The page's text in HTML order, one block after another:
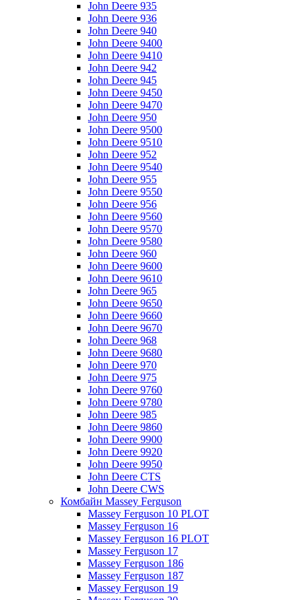
John Deere 935
John Deere 936
John Deere 940
John Deere 9400
John Deere 9410
John Deere 942
John Deere 945
John Deere 9450
John Deere 9470
John Deere 950
John Deere 9500
John Deere 9510
John Deere 952
John Deere 9540
John Deere 955
John Deere 9550
John Deere 956
John Deere 9560
John Deere 9570
John Deere 9580
John Deere 960
John Deere 9600
John Deere 9610
John Deere 965
John Deere 9650
John Deere 9660
John Deere 9670
John Deere 968
John Deere 9680
John Deere 970
John Deere 975
John Deere 9760
John Deere 9780
John Deere 985
John Deere 9860
John Deere 9900
John Deere 9920
John Deere 9950
John Deere CTS
John Deere CWS
Комбайн Massey Ferguson
Massey Ferguson 10 PLOT
Massey Ferguson 16
Massey Ferguson 16 PLOT
Massey Ferguson 17
Massey Ferguson 186
Massey Ferguson 187
Massey Ferguson 19